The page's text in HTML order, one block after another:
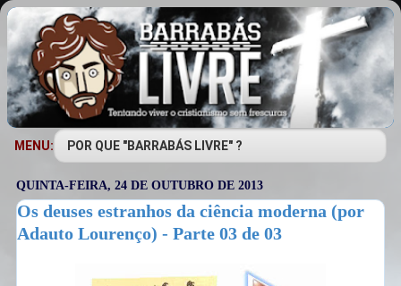
MENU:
QUINTA-FEIRA, 24 DE OUTUBRO DE 2013
Os deuses estranhos da ciência moderna (por
Adauto Lourenço) - Parte 03 de 03